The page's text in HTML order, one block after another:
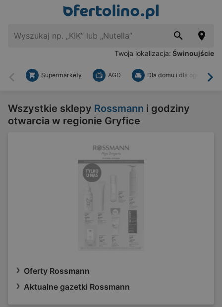
Twoja lokalizacja: Świnoujście
Wstecz
Supermarkety AGD Dla domu i dla ogrodu
Wszystkie sklepy Rossmann i godziny
otwarcia w regionie Gryfice
Oferty Rossmann
Aktualne gazetki Rossmann